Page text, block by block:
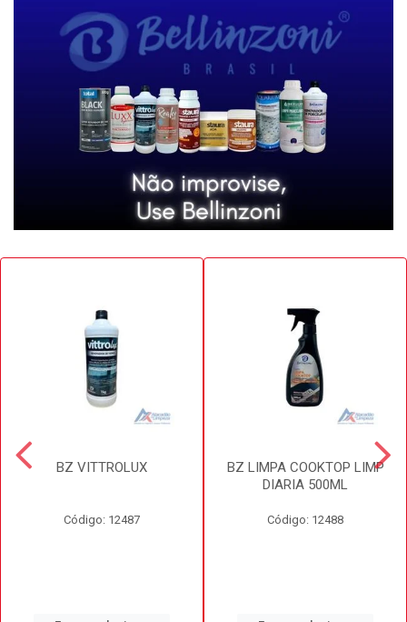
BZ VITTROLUX
Código: 12487
BZ LIMPA COOKTOP LIMP
DIARIA 500ML
Código: 12488